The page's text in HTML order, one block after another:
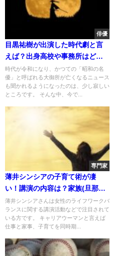
俳優
目黒祐樹が出演した時代劇と言
えば？出身高校や事務所はど
こ？家族や孫について！
時代が令和になり、かつての「昭和の名
優」と呼ばれる大御所が亡くなるニュース
も聞かれるようになったのは、少し寂しい
ところです。 そんな中、今で...
専門家
薄井シンシアの子育て術が凄
い！講演の内容は？家族(旦那や
娘)について！
薄井シンシアさんは女性のライフワークバ
ランスに関する講演活動などで注目されて
いる方です。 キャリアウーマンと言えば
仕事と家事、子育てを同時期...